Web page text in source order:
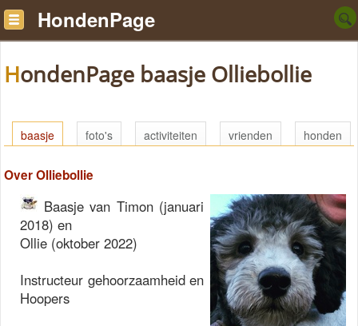
HondenPage
HondenPage baasje Olliebollie
baasje foto's activiteiten vrienden honden
Over Olliebollie
Baasje van Timon (januari
2018) en
Ollie (oktober 2022)
Instructeur gehoorzaamheid en
Hoopers